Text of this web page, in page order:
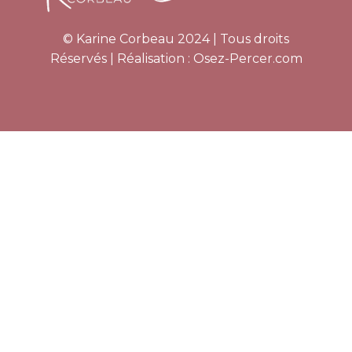
© Karine Corbeau 2024 | Tous droits
Réservés | Réalisation : Osez-Percer.com